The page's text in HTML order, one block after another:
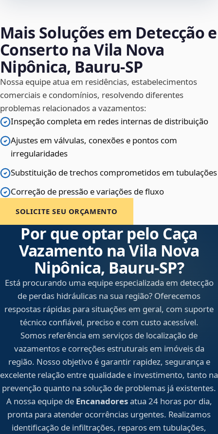
Mais Soluções em Detecção e
Conserto na Vila Nova
Nipônica, Bauru‑SP
Nossa equipe atua em residências, estabelecimentos
comerciais e condomínios, resolvendo diferentes
problemas relacionados a vazamentos:
Inspeção completa em redes internas de distribuição
Ajustes em válvulas, conexões e pontos com
irregularidades
Substituição de trechos comprometidos em tubulações
Correção de pressão e variações de fluxo
SOLICITE SEU ORÇAMENTO
Por que optar pelo Caça
Vazamento na Vila Nova
Nipônica, Bauru‑SP?
Está procurando uma equipe especializada em detecção
de perdas hidráulicas na sua região? Oferecemos
respostas rápidas para situações em geral, com suporte
técnico confiável, preciso e com custo acessível.
Somos referência em serviços de localização de
vazamentos e correções estruturais em imóveis da
região. Nosso objetivo é garantir rapidez, segurança e
excelente relação entre qualidade e investimento, tanto na
prevenção quanto na solução de problemas já existentes.
A nossa equipe de Encanadoresatua 24 horas por dia,
pronta para atender ocorrências urgentes. Realizamos
identificação de infiltrações, reparos em tubulações,